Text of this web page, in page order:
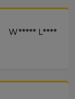
W***** L****